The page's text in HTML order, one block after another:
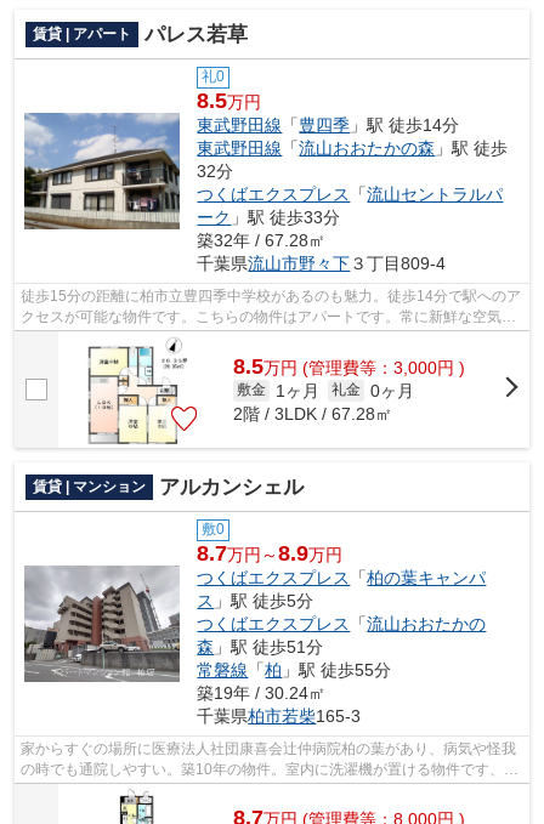
賃貸 | アパート パレス若草
礼0
8.5万円
東武野田線 「豊四季 」駅 徒歩14分
東武野田線 「流山おおたかの森 」駅 徒歩
32分
つくばエクスプレス
「流山セントラルパ
ーク 」駅 徒歩33分
築32年 / 67.28㎡
千葉県流山市野々下３丁目809-4
徒歩15分の距離に柏市立豊四季中学校があるのも魅力。徒歩14分で駅へのア
クセスが可能な物件です。こちらの物件はアパートです。常に新鮮な空気を
取り入れられる通風良好な間取りのア...
8.5万円 (管理費等：3,000円 )
敷金 1ヶ月 礼金 0ヶ月
2階 / 3LDK / 67.28㎡
賃貸 | マンション アルカンシェル
敷0
8.7万円～8.9万円
つくばエクスプレス
「柏の葉キャンパ
ス 」駅 徒歩5分
つくばエクスプレス
「流山おおたかの
森 」駅 徒歩51分
常磐線 「柏 」駅 徒歩55分
築19年 / 30.24㎡
千葉県柏市若柴165-3
家からすぐの場所に医療法人社団康喜会辻仲病院柏の葉があり、病気や怪我
の時でも通院しやすい。築10年の物件。室内に洗濯機が置ける物件です、生
活がしやすいお住まい。ネットの回線...
8.7万円 (管理費等：8,000円 )